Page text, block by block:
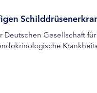
Gesellschaft